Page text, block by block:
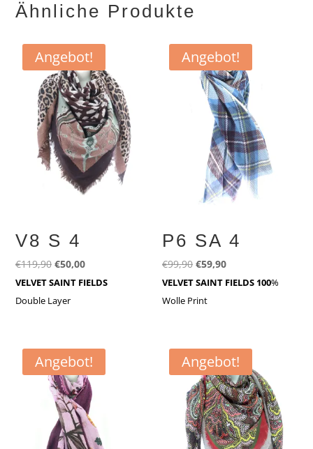
Ähnliche Produkte
Angebot!
V8 S 4
€119,90 Ursprünglicher
Preis
war:
€50,00Aktueller
Preis
VELVET SAINT FIELDS
Double Layer
Angebot!
P6 SA 4
€99,90 Ursprünglicher
Preis
war:
€59,90Aktueller
Preis
VELVET SAINT FIELDS 100%
Wolle Print
Angebot! Angebot!